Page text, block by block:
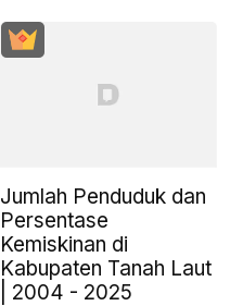
Jumlah Penduduk dan
Persentase
Kemiskinan di
Kabupaten Tanah Laut
| 2004 - 2025